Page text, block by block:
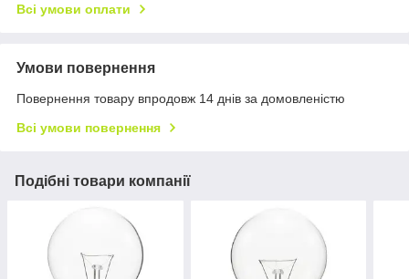
Всі умови оплати
Умови повернення
Повернення товару впродовж 14 днів за домовленістю
Всі умови повернення
Подібні товари компанії